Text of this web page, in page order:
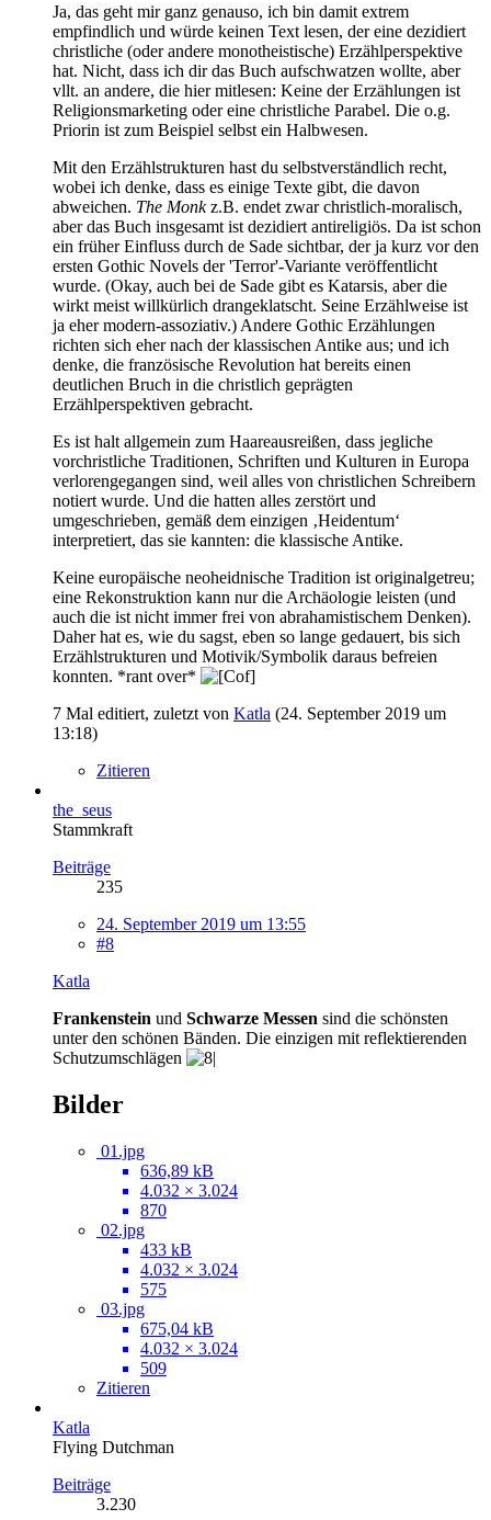
Ja, das geht mir ganz genauso, ich bin damit extrem
empfindlich und würde keinen Text lesen, der eine dezidiert
christliche (oder andere monotheistische) Erzählperspektive
hat. Nicht, dass ich dir das Buch aufschwatzen wollte, aber
vllt. an andere, die hier mitlesen: Keine der Erzählungen ist
Religionsmarketing oder eine christliche Parabel. Die o.g.
Priorin ist zum Beispiel selbst ein Halbwesen.
Mit den Erzählstrukturen hast du selbstverständlich recht,
wobei ich denke, dass es einige Texte gibt, die davon
abweichen. The Monkz.B. endet zwar christlich-moralisch,
aber das Buch insgesamt ist dezidiert antireligiös. Da ist schon
ein früher Einfluss durch de Sade sichtbar, der ja kurz vor den
ersten Gothic Novels der 'Terror'-Variante veröffentlicht
wurde. (Okay, auch bei de Sade gibt es Katarsis, aber die
wirkt meist willkürlich drangeklatscht. Seine Erzählweise ist
ja eher modern-assoziativ.) Andere Gothic Erzählungen
richten sich eher nach der klassischen Antike aus; und ich
denke, die französische Revolution hat bereits einen
deutlichen Bruch in die christlich geprägten
Erzählperspektiven gebracht.
Es ist halt allgemein zum Haareausreißen, dass jegliche
vorchristliche Traditionen, Schriften und Kulturen in Europa
verlorengegangen sind, weil alles von christlichen Schreibern
notiert wurde. Und die hatten alles zerstört und
umgeschrieben, gemäß dem einzigen ‚Heidentum‘
interpretiert, das sie kannten: die klassische Antike.
Keine europäische neoheidnische Tradition ist originalgetreu;
eine Rekonstruktion kann nur die Archäologie leisten (und
auch die ist nicht immer frei von abrahamistischem Denken).
Daher hat es, wie du sagst, eben so lange gedauert, bis sich
Erzählstrukturen und Motivik/Symbolik daraus befreien
konnten. *rant over*
7 Mal editiert, zuletzt von Katla (24. September 2019 um
13:18)
Zitieren
the_seus
Stammkraft
Beiträge
235
24. September 2019 um 13:55
#8
Katla
Frankenstein und Schwarze Messen sind die schönsten
unter den schönen Bänden. Die einzigen mit reflektierenden
Schutzumschlägen
Bilder
01.jpg
636,89 kB
4.032 × 3.024
870
02.jpg
433 kB
4.032 × 3.024
575
03.jpg
675,04 kB
4.032 × 3.024
509
Zitieren
Katla
Flying Dutchman
Beiträge
3.230